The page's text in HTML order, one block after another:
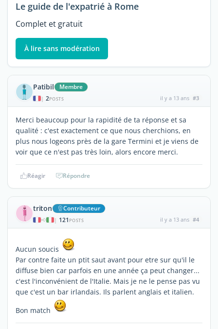
Le guide de l'expatrié à Rome
Complet et gratuit
À lire sans modération
Patibil Membre
| 2POSTS il y a 13 ans #3
Merci beaucoup pour la rapidité de ta réponse et sa
qualité : c'est exactement ce que nous cherchions, en
plus nous logeons près de la gare Termini et je viens de
voir que ce n'est pas très loin, alors encore merci.
Réagir Répondre
triton Contributeur
| 121 POSTS il y a 13 ans #4
Aucun soucis
Par contre faite un ptit saut avant pour etre sur qu'il le
diffuse bien car parfois en une année ça peut changer...
c'est l'inconvénient de l'Italie. Mais je ne le pense pas vu
que c'est un bar irlandais. Ils parlent anglais et italien.
Bon match